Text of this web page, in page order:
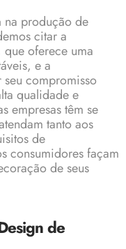
na produção de
citar a
oferece uma
e a
compromisso
qualidade e
empresas têm se
tanto aos
de
consumidores façam
de seus
de